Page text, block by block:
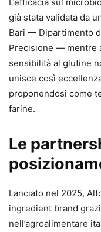
già stata validata da
Bari — Dipartimento
Precisione — mentre
sensibilità al glutine
unisce così
proponendosi come
farine.
Le
Lanciato nel 2025,
ingredient brand
nell’agroalimentare